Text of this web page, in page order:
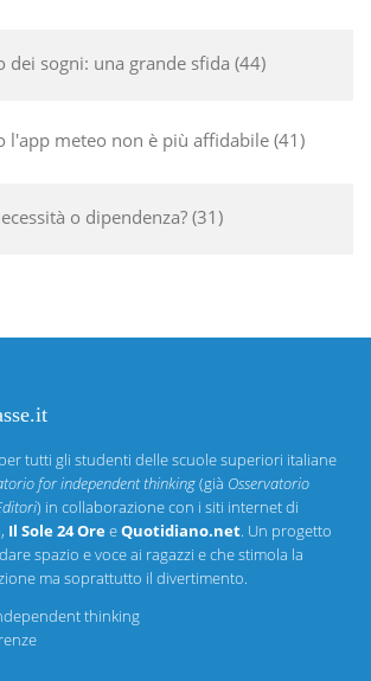
dei sogni: una grande sfida 44
l'app meteo non è più affidabile 41
o dipendenza? 31
per tutti gli studenti delle scuole superiori italiane
for independent thinking(già Osservatorio
) in collaborazione con i siti internet di
, Il Sole 24 OreeQuotidiano.net. Un progetto
spazio e voce ai ragazzi e che stimola la
ma soprattutto il divertimento.
thinking